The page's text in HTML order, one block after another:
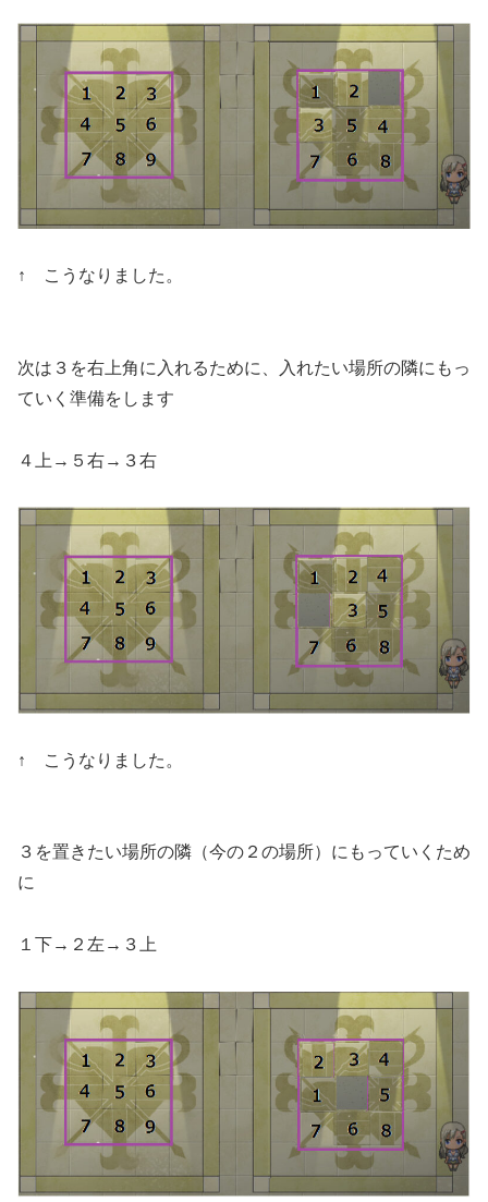
↑ こうなりました。
次は３を右上角に入れるために、入れたい場所の隣にもっ
ていく準備をします
４上→５右→３右
↑ こうなりました。
３を置きたい場所の隣（今の２の場所）にもっていくため
に
１下→２左→３上